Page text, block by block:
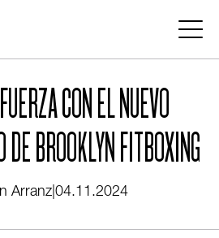
CON EL NUEVO
BROOKLYN FITBOXING
Arranz| 04.11.2024